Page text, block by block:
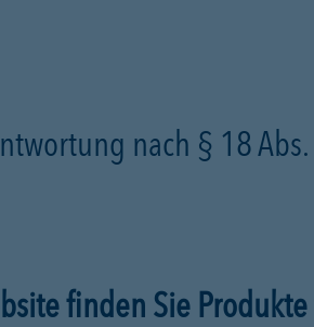
nach § 18
finden Sie